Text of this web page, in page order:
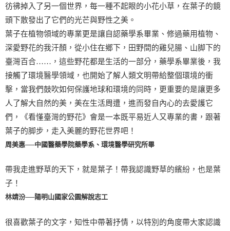
彷彿掉入了另一個世界，每一種不起眼的小花小草，在葉子的鏡
頭下散發出了它們的光芒與野性之美。
葉子在植物領域的專業更是讓自認藥學系畢業、修過藥用植物、
深愛野花的我汗顏，從小住在鄉下，田野間的雞兒腸、山脚下的
臺灣百合……，這些野花都是生活的一部分，藥學系畢業後，我
接觸了環境醫學領域，也開始了解人類文明帶給整個環境的衝
擊，當我們鼓吹如何保護地球和環境的同時，更重要的是讓更多
人了解大自然的美，美在生活周遭，進而發自內心的去愛護它
們，《看慬臺灣的野花》會是一本既平易近人又專業的書，跟著
葉子的脚步，走入美麗的野花世界吧！
周美惠──中國醫藥學院藥學系、環境醫學研究所畢
帶我走進野草的天下，就是葉子！帶我認識野草的繽紛，也是葉
子！
林靖汾──陽明山國家公園解說志工
很喜歡葉子的文字，知性中帶著抒情，以特別的角度帶大家認識